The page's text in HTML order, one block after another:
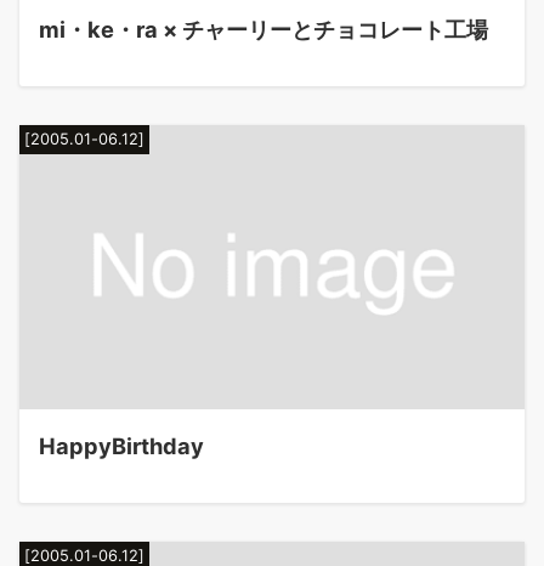
mi・ke・ra × チャーリーとチョコレート工場
[2005.01-06.12]
HappyBirthday
[2005.01-06.12]